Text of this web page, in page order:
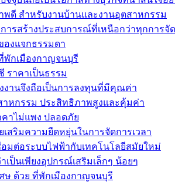
ดี สำหรับงานบ้านและงานอุตสาหกรรม
บการสร้างประสบการณ์ที่เหนือกว่าทุกการจั
องแจกธรรมดา
พักเมืองกาญจนบุรี
ราคาเป็นธรรม
งานจึงถือเป็นการลงทุนที่มีคุณค่า
สาหกรรม ประสิทธิภาพสูงและคุ้มค่า
าไม่แพง ปลอดภัย
เสริมความยืดหยุ่นในการจัดการเวลา
มต่อระบบไฟฟ้ากับเทคโนโลยีสมัยใหม่
เป็นเพียงอุปกรณ์เสริมเล็กๆ น้อยๆ
ษ ด้วย ที่พักเมืองกาญจนบุรี